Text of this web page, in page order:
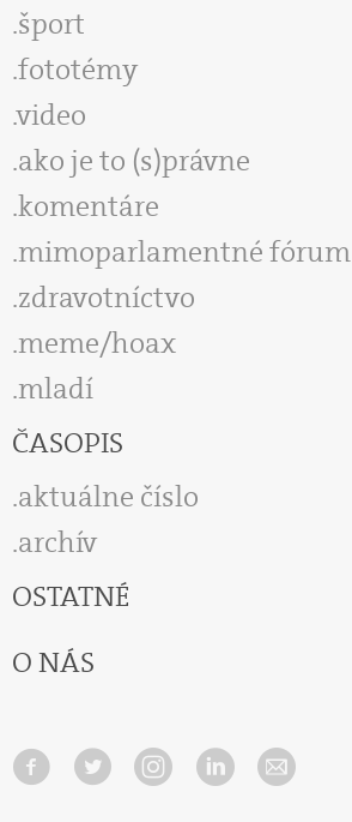
šport
fototémy
video
ako je to (s)právne
komentáre
mimoparlamentné fórum
zdravotníctvo
meme/hoax
mladí
ČASOPIS
aktuálne číslo
archív
OSTATNÉ
O NÁS